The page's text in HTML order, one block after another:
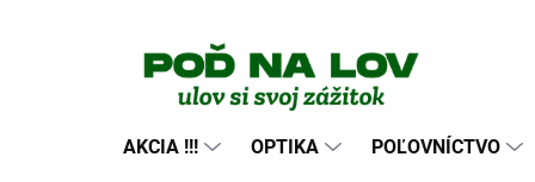
AKCIA !!! OPTIKA POĽOVNÍCTVO